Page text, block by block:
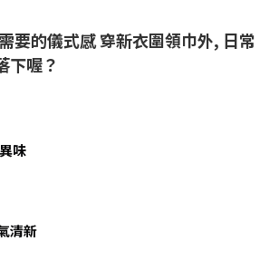
要的儀式感 穿新衣圍領巾外, 日常
下喔？
味
清新